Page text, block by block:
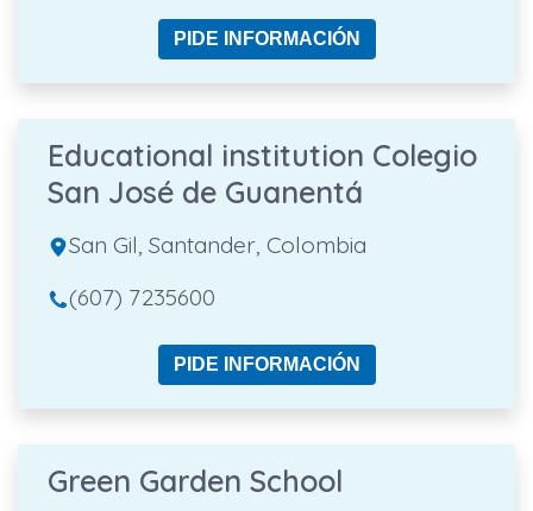
PIDE INFORMACIÓN
Educational institution Colegio
San José de Guanentá
San Gil, Santander, Colombia
(607) 7235600
PIDE INFORMACIÓN
Green Garden School